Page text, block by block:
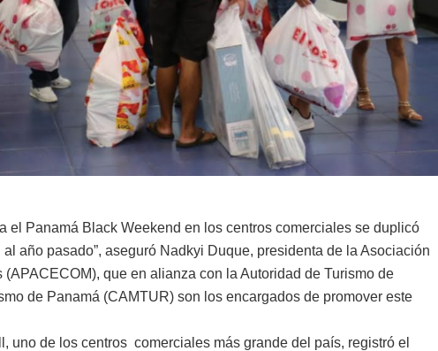
el Panamá Black Weekend en los centros comerciales se duplicó
año pasado”, aseguró Nadkyi Duque, presidenta de la Asociación
que en alianza con la Autoridad de Turismo de
de Panamá (CAMTUR) son los encargados de promover este
uno de los centros comerciales más grande del país, registró el